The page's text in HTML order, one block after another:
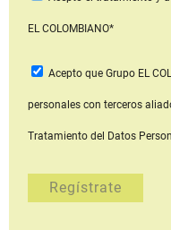
EL COLOMBIANO*
Acepto que Grupo EL
personales con terceros
Tratamiento del Datos